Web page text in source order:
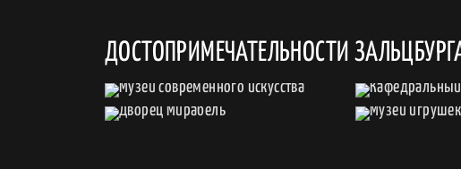
ДОСТОПРИМЕЧАТЕЛЬНОСТИ